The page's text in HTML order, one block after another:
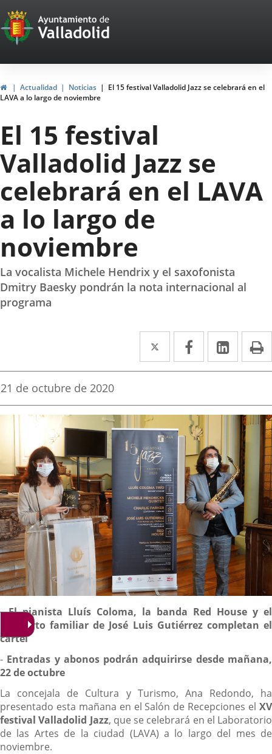
Portal
Web
del
Ayuntamiento
de
Valladolid
HomeActualidad Noticias
El 15 festival Valladolid Jazz se celebrará en el
LAVA a lo largo de noviembre
El 15 festival
Valladolid Jazz se
celebrará en el LAVA
a lo largo de
noviembre
La vocalista Michele Hendrix y el saxofonista
Dmitry Baesky pondrán la nota internacional al
programa
Twitter
Enlace
a
aplicación
externa.
Facebook
Enlace
a
aplicación
externa.
Enlace
a
Fecha
la
noticia
21 de octubre de 2020
Descripción
-El pianista Lluís Coloma, la banda Red House y el
concierto familiar de José Luis Gutiérrez completan el
cartel
- Entradas y abonos podrán adquirirse desde mañana,
22 de octubre
La concejala de Cultura y Turismo, Ana Redondo, ha
presentado esta mañana en el Salón de Recepciones el XV
festival Valladolid Jazz, que se celebrará en el Laboratorio
de las Artes de la ciudad (LAVA) a lo largo del mes de
noviembre.